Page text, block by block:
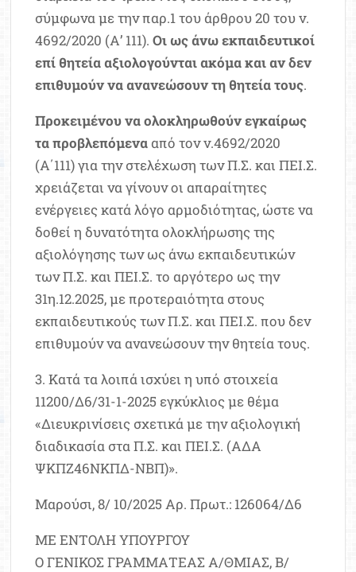
σύμφωνα με την παρ.1 του άρθρου 20 του ν.
4692/2020 (Α’ 111).Οι ως άνω εκπαιδευτικοί
επί θητεία αξιολογούνται ακόμα και αν δεν
επιθυμούν να ανανεώσουν τη θητεία τους.
Προκειμένου να ολοκληρωθούν εγκαίρως
τα προβλεπόμενα από τον ν.4692/2020
(Α΄111) για την στελέχωση των Π.Σ. και ΠΕΙ.Σ.
χρειάζεται να γίνουν οι απαραίτητες
ενέργειες κατά λόγο αρμοδιότητας, ώστε να
δοθεί η δυνατότητα ολοκλήρωσης της
αξιολόγησης των ως άνω εκπαιδευτικών
των Π.Σ. και ΠΕΙ.Σ. το αργότερο ως την
31η.12.2025, με προτεραιότητα στους
εκπαιδευτικούς των Π.Σ. και ΠΕΙ.Σ. που δεν
επιθυμούν να ανανεώσουν την θητεία τους.
3. Κατά τα λοιπά ισχύει η υπό στοιχεία
11200/Δ6/31-1-2025 εγκύκλιος με θέμα
«Διευκρινίσεις σχετικά με την αξιολογική
διαδικασία στα Π.Σ. και ΠΕΙ.Σ. (ΑΔΑ
ΨΚΠΖ46ΝΚΠΔ-ΝΒΠ)».
Μαρούσι, 8/ 10/2025 Αρ. Πρωτ.: 126064/Δ6
ΜΕ ΕΝΤΟΛΗ ΥΠΟΥΡΓΟΥ
Ο ΓΕΝΙΚΟΣ ΓΡΑΜΜΑΤΕΑΣ Α/ΘΜΙΑΣ, Β/